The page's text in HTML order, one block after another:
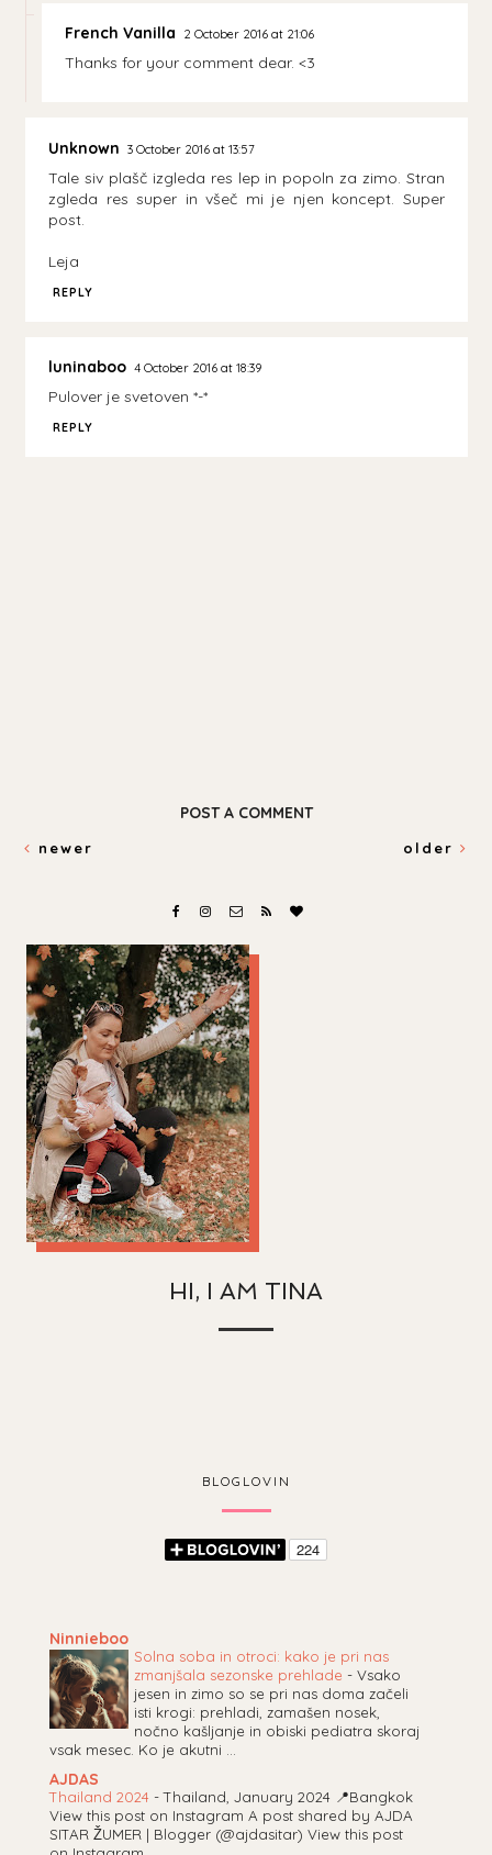
French Vanilla 2 October 2016 at 21:06
Thanks for your comment dear. <3
Unknown 3 October 2016 at 13:57
Tale siv plašč izgleda res lep in popoln za zimo. Stran
zgleda res super in všeč mi je njen koncept. Super
post.
Leja
REPLY
luninaboo 4 October 2016 at 18:39
Pulover je svetoven *-*
REPLY
POST A COMMENT
newer older
HI, I AM TINA
BLOGLOVIN
Ninnieboo
Solna soba in otroci: kako je pri nas
zmanjšala sezonske prehlade - Vsako
jesen in zimo so se pri nas doma začeli
isti krogi: prehladi, zamašen nosek,
nočno kašljanje in obiski pediatra skoraj
vsak mesec. Ko je akutni ...
AJDAS
Thailand 2024 -Thailand, January 2024 📍Bangkok
View this post on Instagram A post shared by AJDA
SITAR ŽUMER | Blogger (@ajdasitar) View this post